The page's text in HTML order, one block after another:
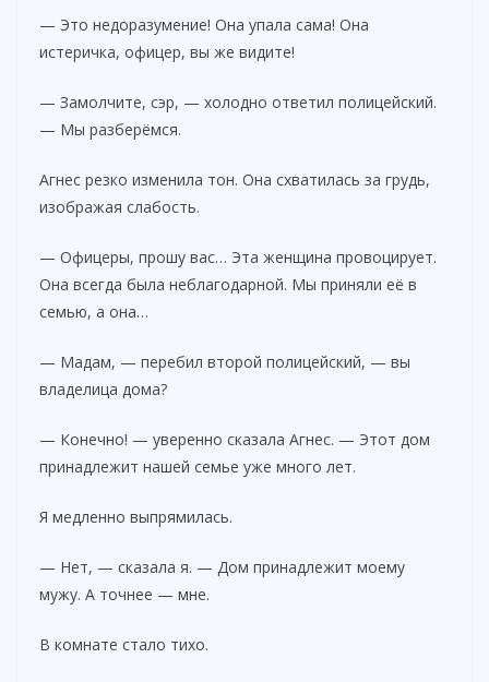
— Это недоразумение! Она упала сама! Она
истеричка, офицер, вы же видите!
— Замолчите, сэр, — холодно ответил полицейский.
— Мы разберёмся.
Агнес резко изменила тон. Она схватилась за грудь,
изображая слабость.
— Офицеры, прошу вас… Эта женщина провоцирует.
Она всегда была неблагодарной. Мы приняли её в
семью, а она…
— Мадам, — перебил второй полицейский, — вы
владелица дома?
— Конечно! — уверенно сказала Агнес. — Этот дом
принадлежит нашей семье уже много лет.
Я медленно выпрямилась.
— Нет, — сказала я. — Дом принадлежит моему
мужу. А точнее — мне.
В комнате стало тихо.